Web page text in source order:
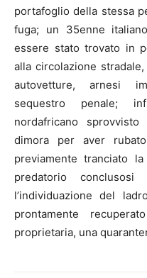
portafoglio della stessa
fuga; un 35enne
essere stato trovato in
alla circolazione
autovetture, arnesi
sequestro penale;
nordafricano
dimora per aver
previamente tranciato
predatorio
l’individuazione del
prontamente
proprietaria, una